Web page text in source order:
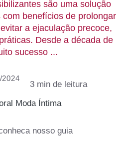
são uma solução
benefícios de prolongar
a ejaculação precoce,
Desde a década de
sucesso ...
2024
Moda Íntima